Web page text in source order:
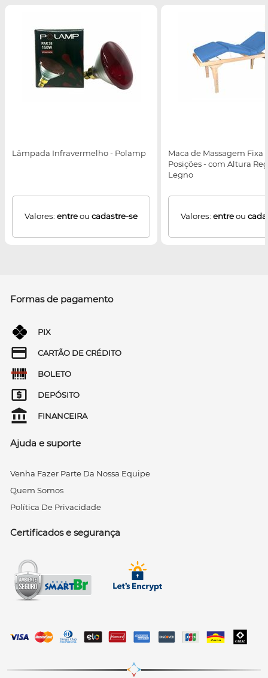
Lâmpada Infravermelho - Polamp
Valores: entreou cadastre-se
Maca de Massagem Fixa
Posições - com Altura
Legno
Valores: entreou
Formas de pagamento
PIX
CARTÃO DE CRÉDITO
BOLETO
DEPÓSITO
FINANCEIRA
Ajuda e suporte
Venha Fazer Parte Da Nossa Equipe
Quem Somos
Política De Privacidade
Certificados e segurança